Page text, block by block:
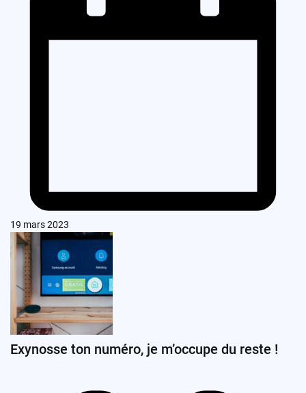
19 mars 2023
Exynosse ton numéro, je m’occupe du reste !